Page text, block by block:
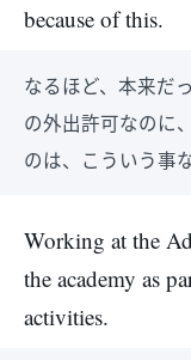
because of this.
なるほど、本来だ
の外出許可なのに
のは、こういう事
Working at the
the academy as
activities.